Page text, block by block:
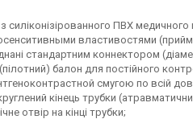
силіконізірованного ПВХ медичного
властивостями
стандартним коннектором
балон для постійного
смугою по всій
кінець трубки
отвір на кінці трубки;